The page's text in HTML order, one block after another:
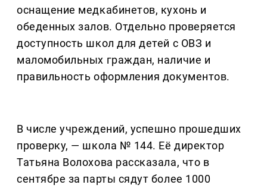
оснащение медкабинетов, кухонь и
обеденных залов. Отдельно проверяется
доступность школ для детей с ОВЗ и
маломобильных граждан, наличие и
правильность оформления документов.
В числе учреждений, успешно прошедших
проверку, — школа № 144. Её директор
Татьяна Волохова рассказала, что в
сентябре за парты сядут более 1000